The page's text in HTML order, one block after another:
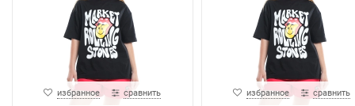
избранное сравнить избранное сравнить